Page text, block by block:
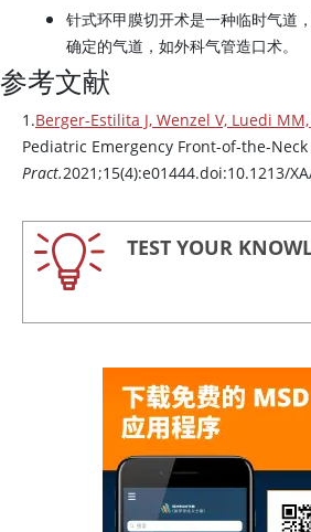
针式环甲膜切开术是一种临时气道
确定的气道，如外科气管造口术。
参考文献
1.Berger-Estilita J, Wenzel V, Luedi
Pediatric Emergency Front-of-the-
Pract.2021;15(4):e01444.doi:10.1213/
TEST YOUR